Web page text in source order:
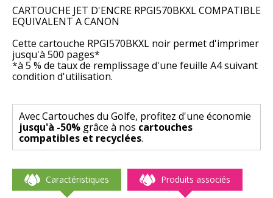
CARTOUCHE JET D'ENCRE RPGI570BKXL COMPATIBLE
EQUIVALENT A CANON
Cette cartouche RPGI570BKXL noir permet d'imprimer
jusqu'à 500 pages*
*à 5 % de taux de remplissage d'une feuille A4 suivant
condition d'utilisation.
Avec Cartouches du Golfe, profitez d'une économie
jusqu'à -50% grâce à nos cartouches
compatibles et recyclées.
Caractéristiques Produits associés